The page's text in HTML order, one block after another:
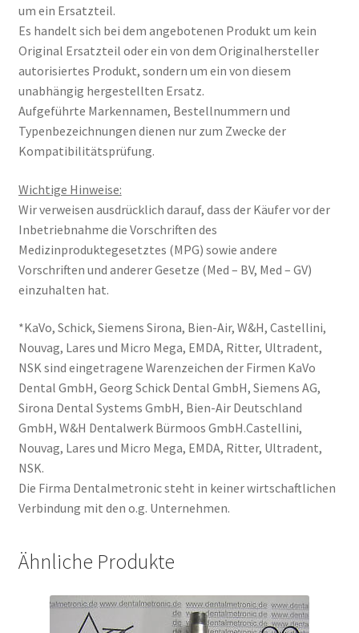
um ein Ersatzteil.
Es handelt sich bei dem angebotenen Produkt um kein
Original Ersatzteil oder ein von dem Originalhersteller
autorisiertes Produkt, sondern um ein von diesem
unabhängig hergestellten Ersatz.
Aufgeführte Markennamen, Bestellnummern und
Typenbezeichnungen dienen nur zum Zwecke der
Kompatibilitätsprüfung.
Wichtige Hinweise:
Wir verweisen ausdrücklich darauf, dass der Käufer vor der
Inbetriebnahme die Vorschriften des
Medizinproduktegesetztes (MPG) sowie andere
Vorschriften und anderer Gesetze (Med – BV, Med – GV)
einzuhalten hat.
*KaVo, Schick, Siemens Sirona, Bien-Air, W&H, Castellini,
Nouvag, Lares und Micro Mega, EMDA, Ritter, Ultradent,
NSK sind eingetragene Warenzeichen der Firmen KaVo
Dental GmbH, Georg Schick Dental GmbH, Siemens AG,
Sirona Dental Systems GmbH, Bien-Air Deutschland
GmbH, W&H Dentalwerk Bürmoos GmbH.Castellini,
Nouvag, Lares und Micro Mega, EMDA, Ritter, Ultradent,
NSK.
Die Firma Dentalmetronic steht in keiner wirtschaftlichen
Verbindung mit den o.g. Unternehmen.
Ähnliche Produkte